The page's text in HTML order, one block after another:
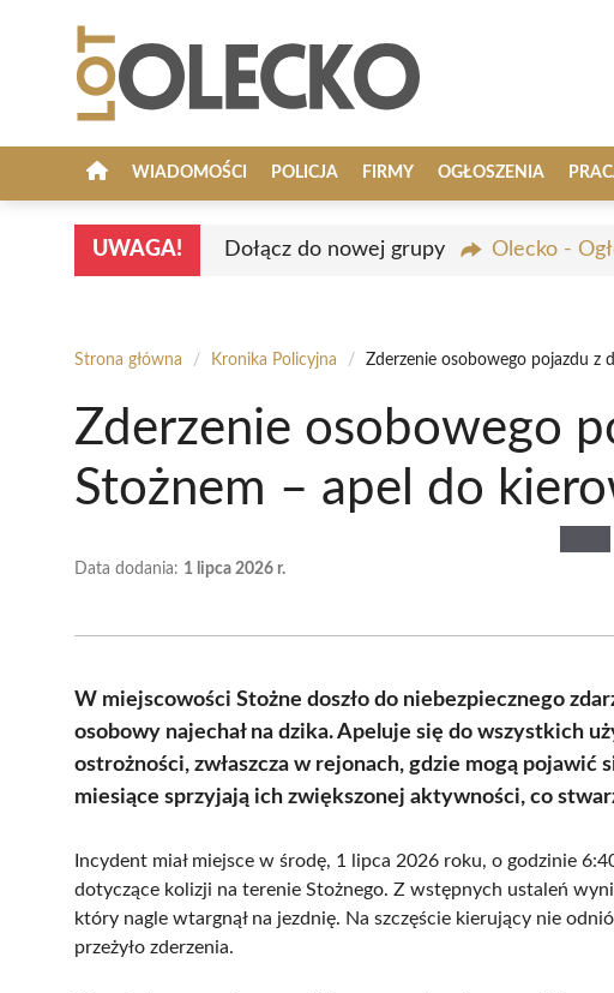
WIADOMOŚCI POLICJA FIRMY OGŁOSZENIA
UWAGA! Dołącz do nowej grupy Olecko -
Strona główna / Kronika Policyjna / Zderzenie osobowego pojazdu z
Zderzenie osobowego
Stożnem – apel do
Data dodania: 1 lipca 2026 r.
W miejscowości Stożne doszło do niebezpiecznego
osobowy najechał na dzika. Apeluje się do wszystkich
ostrożności, zwłaszcza w rejonach, gdzie mogą
miesiące sprzyjają ich zwiększonej aktywności, co
Incydent miał miejsce w środę, 1 lipca 2026 roku, o godzinie
dotyczące kolizji na terenie Stożnego. Z wstępnych ustaleń
który nagle wtargnął na jezdnię. Na szczęście kierujący nie
przeżyło zderzenia.